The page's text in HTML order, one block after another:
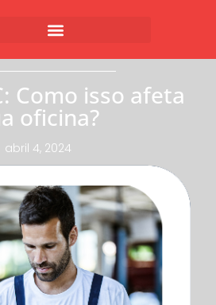
Como isso afeta
oficina?
abril 4, 2024